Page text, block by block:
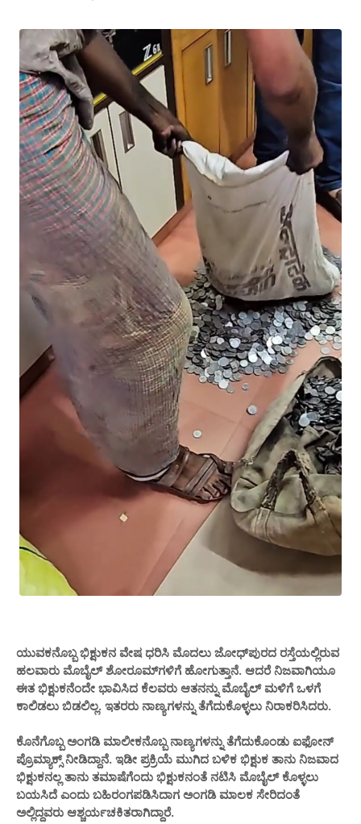
ಯುವಕನೊಬ್ಬ ಭಿಕ್ಷುಕನ ವೇಷ ಧರಿಸಿ ಮೊದಲು ಜೋಧ್‌ಪುರದ ರಸ್ತೆಯಲ್ಲಿರುವ
ಹಲವಾರು ಮೊಬೈಲ್ ಶೋರೂಮ್‌ಗಳಿಗೆ ಹೋಗುತ್ತಾನೆ. ಆದರೆ ನಿಜವಾಗಿಯೂ
ಈತ ಭಿಕ್ಷುಕನೆಂದೇ ಭಾವಿಸಿದ ಕೆಲವರು ಆತನನ್ನು ಮೊಬೈಲ್ ಮಳಿಗೆ ಒಳಗೆ
ಕಾಲಿಡಲು ಬಿಡಲಿಲ್ಲ. ಇತರರು ನಾಣ್ಯಗಳನ್ನು ತೆಗೆದುಕೊಳ್ಳಲು ನಿರಾಕರಿಸಿದರು.
ಕೊನೆಗೊಬ್ಬ ಅಂಗಡಿ ಮಾಲೀಕನೊಬ್ಬ ನಾಣ್ಯಗಳನ್ನು ತೆಗೆದುಕೊಂಡು ಐಫೋನ್
ಪ್ರೊಮ್ಯಾಕ್ಸ್ ನೀಡಿದ್ದಾನೆ. ಇಡೀ ಪ್ರಕ್ರಿಯೆ ಮುಗಿದ ಬಳಿಕ ಭಿಕ್ಷುಕ ತಾನು ನಿಜವಾದ
ಭಿಕ್ಷುಕನಲ್ಲ ತಾನು ತಮಾಷೆಗೆಂದು ಭಿಕ್ಷುಕನಂತೆ ನಟಿಸಿ ಮೊಬೈಲ್ ಕೊಳ್ಳಲು
ಬಯಸಿದೆ ಎಂದು ಬಹಿರಂಗಪಡಿಸಿದಾಗ ಅಂಗಡಿ ಮಾಲಕ ಸೇರಿದಂತೆ
ಅಲ್ಲಿದ್ದವರು ಆಶ್ಚರ್ಯಚಕಿತರಾಗಿದ್ದಾರೆ.